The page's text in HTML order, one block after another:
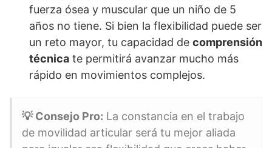
fuerza ósea y muscular que un niño de 5
años no tiene. Si bien la flexibilidad puede ser
un reto mayor, tu capacidad de comprensión
técnica te permitirá avanzar mucho más
rápido en movimientos complejos.
💡 Consejo Pro: La constancia en el trabajo
de movilidad articular será tu mejor aliada